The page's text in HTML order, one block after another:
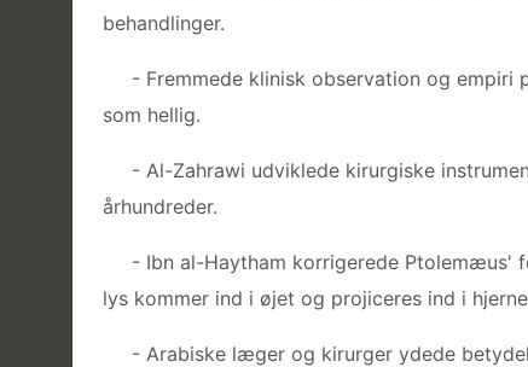
behandlinger.
- Fremmede klinisk observation og
som hellig.
- Al-Zahrawi udviklede kirurgiske
århundreder.
- Ibn al-Haytham korrigerede Ptolemæus'
lys kommer ind i øjet og projiceres ind i
- Arabiske læger og kirurger ydede